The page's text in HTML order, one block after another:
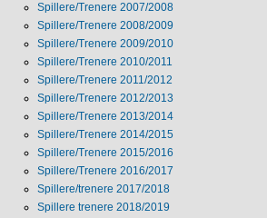
Spillere/Trenere 2007/2008
Spillere/Trenere 2008/2009
Spillere/Trenere 2009/2010
Spillere/Trenere 2010/2011
Spillere/Trenere 2011/2012
Spillere/Trenere 2012/2013
Spillere/Trenere 2013/2014
Spillere/Trenere 2014/2015
Spillere/Trenere 2015/2016
Spillere/Trenere 2016/2017
Spillere/trenere 2017/2018
Spillere trenere 2018/2019